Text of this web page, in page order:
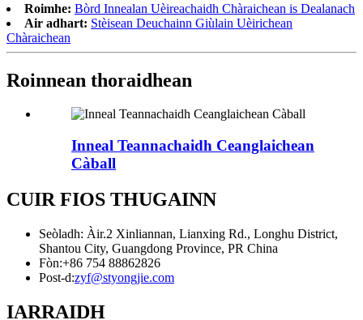
Roimhe: Bòrd Innealan Uèireachaidh Chàraichean is Dealanach
Air adhart: Stèisean Deuchainn Giùlain Uèirichean
Chàraichean
Roinnean thoraidhean
Inneal Teannachaidh Ceanglaichean
Càball
CUIR FIOS THUGAINN
Seòladh: Àir.2 Xinliannan, Lianxing Rd., Longhu District,
Shantou City, Guangdong Province, PR China
Fòn:+86 754 88862826
Post-d:zyf@styongjie.com
IARRAIDH